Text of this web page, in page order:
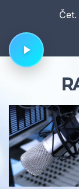
content